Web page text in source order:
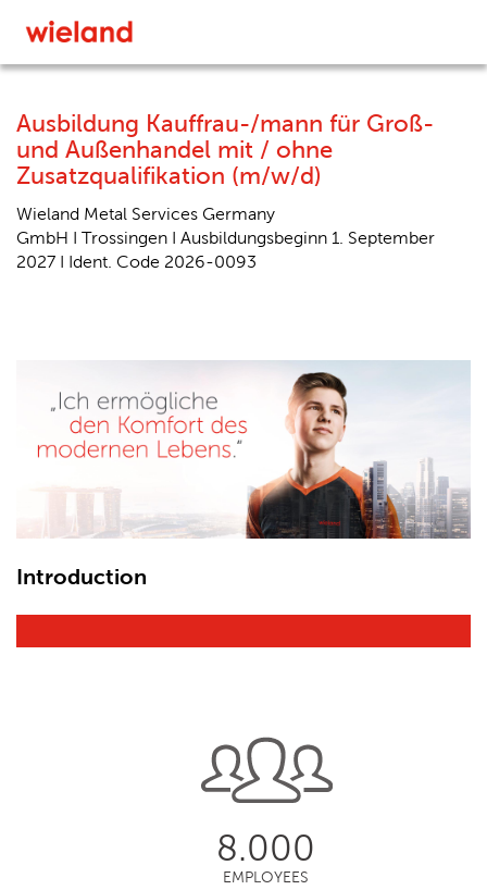
Ausbildung Kauffrau-/mann für Groß-
und Außenhandel mit / ohne
Zusatzqualifikation (m/w/d)
Wieland Metal Services Germany
GmbH I Trossingen I Ausbildungsbeginn 1. September
2027 I Ident. Code 2026-0093
Introduction
8.000
EMPLOYEES